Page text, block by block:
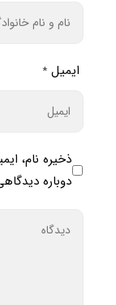
ایمیل *
ذخیره نام،
دوباره